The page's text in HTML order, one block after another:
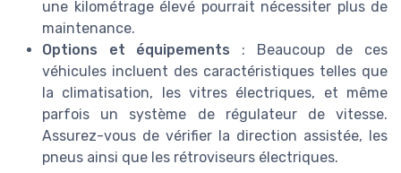
une kilométrage élevé pourrait nécessiter plus de
maintenance.
Options et équipements : Beaucoup de ces
véhicules incluent des caractéristiques telles que
la climatisation, les vitres électriques, et même
parfois un système de régulateur de vitesse.
Assurez-vous de vérifier la direction assistée, les
pneus ainsi que les rétroviseurs électriques.